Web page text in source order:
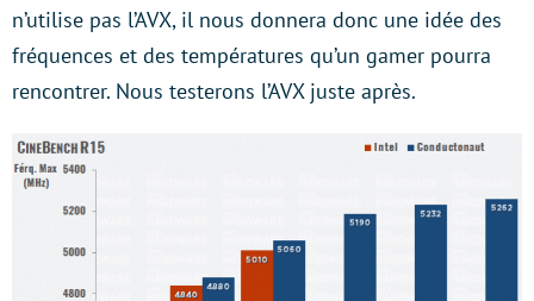
n’utilise pas l’AVX, il nous donnera donc une idée des
fréquences et des températures qu’un gamer pourra
rencontrer. Nous testerons l’AVX juste après.